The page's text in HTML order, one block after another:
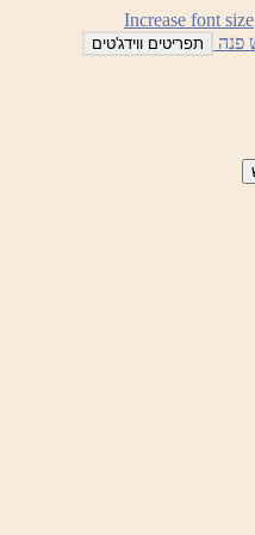
Increase font size
תפריטים ווידג'טים